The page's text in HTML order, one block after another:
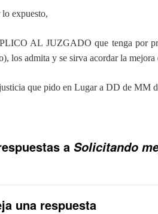
lo expuesto,
AL JUZGADO que tenga por
los admita y se sirva acordar la
que pido en Lugar a DD de MM
a Solicitando
una respuesta